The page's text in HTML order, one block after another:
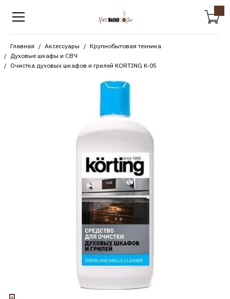
Главная Аксессуары
Крупнобытовая техника
Духовые шкафы и СВЧ
Очистка духовых шкафов и грилей KORTING K-05